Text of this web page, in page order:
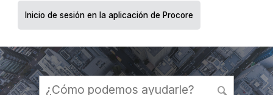
Inicio de sesión en la aplicación de Procore